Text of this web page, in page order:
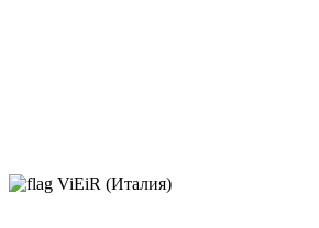
ViEiR (Италия)